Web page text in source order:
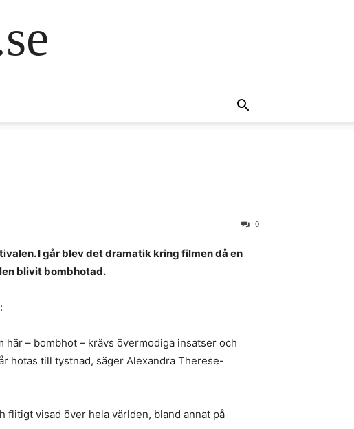
0
I går blev det dramatik kring filmen då en
blivit bombhotad.
– bombhot – krävs övermodiga insatser och
hotas till tystnad, säger Alexandra Therese-
flitigt visad över hela världen, bland annat på